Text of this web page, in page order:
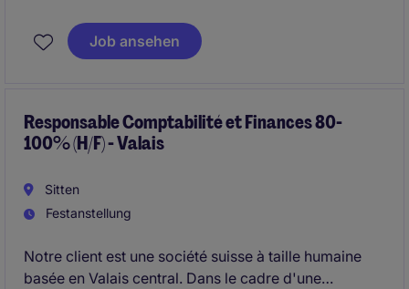
Job ansehen
Responsable Comptabilité et Finances 80-
100% (H/F) - Valais
Sitten
Festanstellung
Notre client est une société suisse à taille humaine
basée en Valais central. Dans le cadre d'une